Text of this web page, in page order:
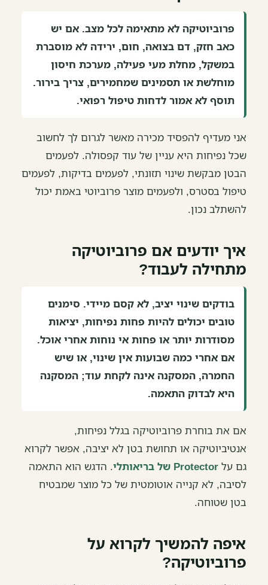
פרוביוטיקה לא מתאימה לכל מצב. אם יש
כאב חזק, דם בצואה, חום, ירידה לא מוסברת
במשקל, מחלת מעי פעילה, מערכת חיסון
מוחלשת או תסמינים שמחמירים, צריך בירור.
תוסף לא אמור לדחות טיפול רפואי.
אני מעדיף להפסיד מכירה מאשר לגרום לך לחשוב
שכל נפיחות היא עניין של עוד קפסולה. לפעמים
הבטן מבקשת שינוי תזונתי, לפעמים בדיקות, לפעמים
טיפול בסטרס, ולפעמים מוצר פרוביוטי באמת יכול
להשתלב נכון.
איך יודעים אם פרוביוטיקה
מתחילה לעבוד?
בודקים שינוי יציב, לא קסם מיידי. סימנים
טובים יכולים להיות פחות נפיחות, יציאות
מסודרות יותר או פחות אי נוחות אחרי אוכל.
אם אחרי כמה שבועות אין שינוי, או שיש
החמרה, המסקנה אינה לקחת עוד; המסקנה
היא לבדוק התאמה.
אם את בוחרת פרוביוטיקה בגלל נפיחות,
אנטיביוטיקה או תחושת בטן לא יציבה, אפשר לקרוא
גם על Protector של בריאותלי
. הדגש הוא התאמה
לסיבה, לא קנייה אוטומטית של כל מוצר שמבטיח
בטן שטוחה.
איפה להמשיך לקרוא על
פרוביוטיקה?